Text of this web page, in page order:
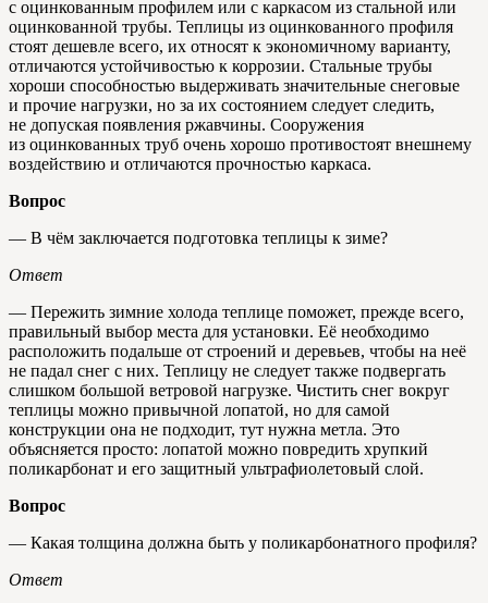
с оцинкованным профилем или с каркасом из стальной или
оцинкованной трубы. Теплицы из оцинкованного профиля
стоят дешевле всего, их относят к экономичному варианту,
отличаются устойчивостью к коррозии. Стальные трубы
хороши способностью выдерживать значительные снеговые
и прочие нагрузки, но за их состоянием следует следить,
не допуская появления ржавчины. Сооружения
из оцинкованных труб очень хорошо противостоят внешнему
воздействию и отличаются прочностью каркаса.
Вопрос
— В чём заключается подготовка теплицы к зиме?
Ответ
— Пережить зимние холода теплице поможет, прежде всего,
правильный выбор места для установки. Её необходимо
расположить подальше от строений и деревьев, чтобы на неё
не падал снег с них. Теплицу не следует также подвергать
слишком большой ветровой нагрузке. Чистить снег вокруг
теплицы можно привычной лопатой, но для самой
конструкции она не подходит, тут нужна метла. Это
объясняется просто: лопатой можно повредить хрупкий
поликарбонат и его защитный ультрафиолетовый слой.
Вопрос
— Какая толщина должна быть у поликарбонатного профиля?
Ответ